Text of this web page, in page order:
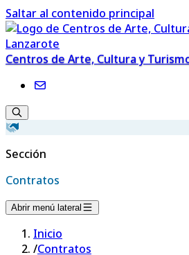
Saltar al contenido principal
Centros de Arte, Cultura y
Sección
Contratos
Abrir menú lateral
Inicio
/Contratos